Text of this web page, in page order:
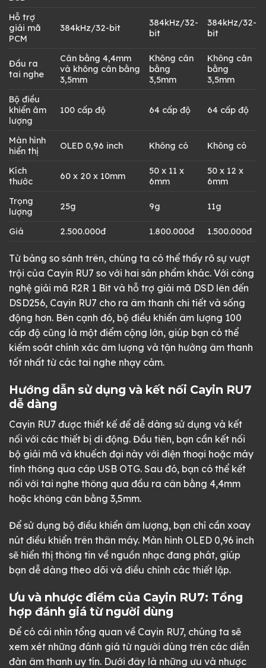
Hỗ trợ
giải mã
PCM
384kHz/32-bit
384kHz/32-
bit
384kHz/32-
bit
Đầu ra
tai nghe
Cân bằng 4,4mm
và không cân bằng
3,5mm
Không cân
bằng
3,5mm
Không cân
bằng
3,5mm
Bộ điều
khiển âm
lượng
100 cấp độ 64 cấp độ 64 cấp độ
Màn hình
hiển thị
OLED 0,96 inch Không có Không có
Kích
thước
60 x 20 x 10mm
50 x 11 x
6mm
50 x 12 x
6mm
Trọng
lượng
25g 9g 11g
Giá 2.500.000đ 1.800.000đ 1.500.000đ
Từ bảng so sánh trên, chúng ta có thể thấy rõ sự vượt
trội của Cayin RU7 so với hai sản phẩm khác. Với công
nghệ giải mã R2R 1 Bit và hỗ trợ giải mã DSD lên đến
DSD256, Cayin RU7 cho ra âm thanh chi tiết và sống
động hơn. Bên cạnh đó, bộ điều khiển âm lượng 100
cấp độ cũng là một điểm cộng lớn, giúp bạn có thể
kiểm soát chính xác âm lượng và tận hưởng âm thanh
tốt nhất từ các tai nghe nhạy cảm.
Hướng dẫn sử dụng và kết nối Cayin RU7
dễ dàng
Cayin RU7 được thiết kế để dễ dàng sử dụng và kết
nối với các thiết bị di động. Đầu tiên, bạn cần kết nối
bộ giải mã và khuếch đại này với điện thoại hoặc máy
tính thông qua cáp USB OTG. Sau đó, bạn có thể kết
nối với tai nghe thông qua đầu ra cân bằng 4,4mm
hoặc không cân bằng 3,5mm.
Để sử dụng bộ điều khiển âm lượng, bạn chỉ cần xoay
nút điều khiển trên thân máy. Màn hình OLED 0,96 inch
sẽ hiển thị thông tin về nguồn nhạc đang phát, giúp
bạn dễ dàng theo dõi và điều chỉnh các thiết lập.
Ưu và nhược điểm của Cayin RU7: Tổng
hợp đánh giá từ người dùng
Để có cái nhìn tổng quan về Cayin RU7, chúng ta sẽ
xem xét những đánh giá từ người dùng trên các diễn
đàn âm thanh uy tín. Dưới đây là những ưu và nhược